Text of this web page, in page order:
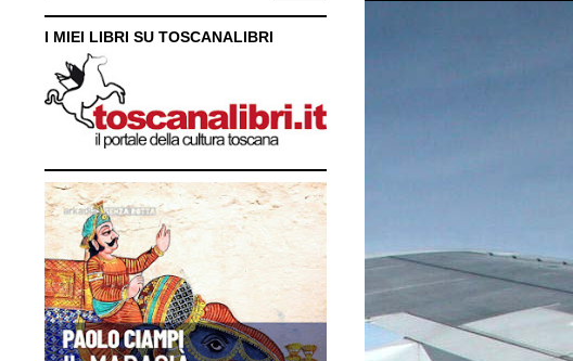
I MIEI LIBRI SU TOSCANALIBRI